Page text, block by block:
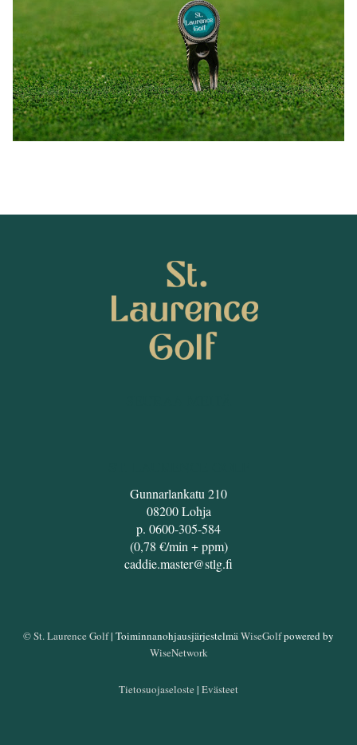
Gunnarlankatu 210
08200 Lohja
p. 0600-305-584
(0,78 €/min + ppm)
caddie.master@stlg.fi
© St. Laurence Golf| ToiminnanohjausjärjestelmäWiseGolfpowered by
WiseNetwork
Tietosuojaseloste| Evästeet